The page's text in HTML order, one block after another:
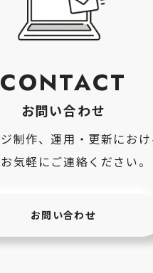
CONTACT
お問い合わせ
制作、運用・更新におけ
気軽にご連絡ください。
お問い合わせ